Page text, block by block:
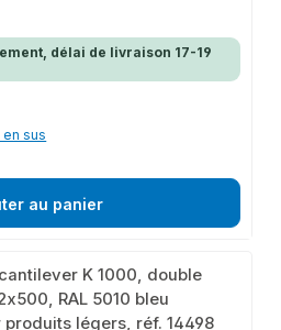
délai de livraison 17-19
sus
au panier